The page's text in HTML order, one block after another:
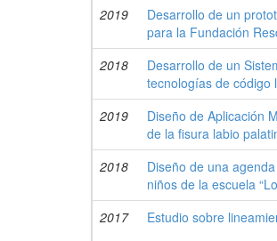
2019
Desarrollo de un
para la Fundación
2018
Desarrollo de un
tecnologías de código
2019
Diseño de Aplicación
de la fisura labio
2018
Diseño de una
niños de la escuela
2017
Estudio sobre